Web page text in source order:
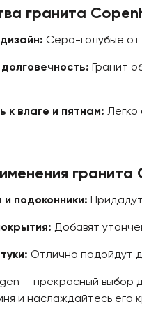
гранита
Серо-голубые
Гранит
к влаге и пятнам: Легко
гранита
подоконники:
Добавят
Отлично подойдут
— прекрасный выбор
и наслаждайтесь его